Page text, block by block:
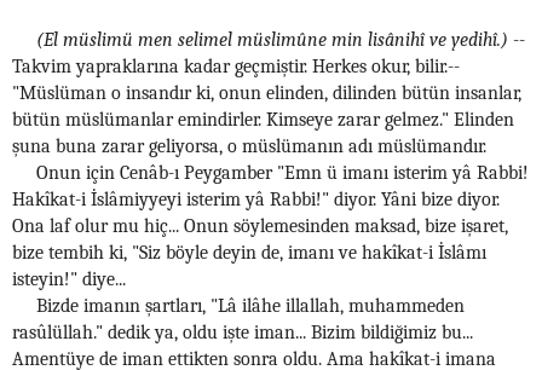
(El müslimü men selimel müslimûne min lisânihî ve yedihî.) --
Takvim yapraklarına kadar geçmiştir. Herkes okur, bilir.--
"Müslüman o insandır ki, onun elinden, dilinden bütün insanlar,
bütün müslümanlar emindirler. Kimseye zarar gelmez." Elinden
şuna buna zarar geliyorsa, o müslümanın adı müslümandır.
Onun için Cenâb-ı Peygamber "Emn ü imanı isterim yâ Rabbi!
Hakîkat-i İslâmiyyeyi isterim yâ Rabbi!" diyor. Yâni bize diyor.
Ona laf olur mu hiç... Onun söylemesinden maksad, bize işaret,
bize tembih ki, "Siz böyle deyin de, imanı ve hakîkat-i İslâmı
isteyin!" diye...
Bizde imanın şartları, "Lâ ilâhe illallah, muhammeden
rasûlüllah." dedik ya, oldu işte iman... Bizim bildiğimiz bu...
Amentüye de iman ettikten sonra oldu. Ama hakîkat-i imana